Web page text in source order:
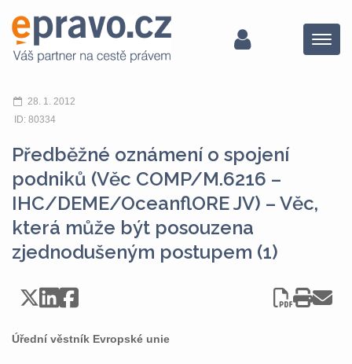
Menu
28. 1. 2012
ID: 80334
Předběžné oznámení o spojení
podniků (Věc COMP/M.6216 –
IHC/DEME/OceanflORE JV) – Věc,
která může být posouzena
zjednodušeným postupem (1)
Úřední věstník Evropské unie